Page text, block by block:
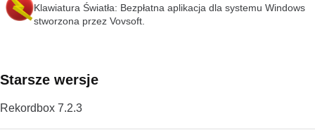
Klawiatura Światła: Bezpłatna aplikacja dla systemu Windows
stworzona przez Vovsoft.
Starsze wersje
Rekordbox 7.2.3